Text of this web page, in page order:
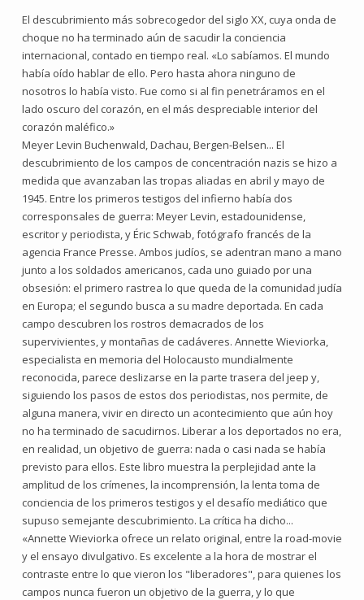
El descubrimiento más sobrecogedor del siglo XX, cuya onda de
choque no ha terminado aún de sacudir la conciencia
internacional, contado en tiempo real. «Lo sabíamos. El mundo
había oído hablar de ello. Pero hasta ahora ninguno de
nosotros lo había visto. Fue como si al fin penetráramos en el
lado oscuro del corazón, en el más despreciable interior del
corazón maléfico.»
Meyer Levin Buchenwald, Dachau, Bergen-Belsen... El
descubrimiento de los campos de concentración nazis se hizo a
medida que avanzaban las tropas aliadas en abril y mayo de
1945. Entre los primeros testigos del infierno había dos
corresponsales de guerra: Meyer Levin, estadounidense,
escritor y periodista, y Éric Schwab, fotógrafo francés de la
agencia France Presse. Ambos judíos, se adentran mano a mano
junto a los soldados americanos, cada uno guiado por una
obsesión: el primero rastrea lo que queda de la comunidad judía
en Europa; el segundo busca a su madre deportada. En cada
campo descubren los rostros demacrados de los
supervivientes, y montañas de cadáveres. Annette Wieviorka,
especialista en memoria del Holocausto mundialmente
reconocida, parece deslizarse en la parte trasera del jeep y,
siguiendo los pasos de estos dos periodistas, nos permite, de
alguna manera, vivir en directo un acontecimiento que aún hoy
no ha terminado de sacudirnos. Liberar a los deportados no era,
en realidad, un objetivo de guerra: nada o casi nada se había
previsto para ellos. Este libro muestra la perplejidad ante la
amplitud de los crímenes, la incomprensión, la lenta toma de
conciencia de los primeros testigos y el desafío mediático que
supuso semejante descubrimiento. La crítica ha dicho...
«Annette Wieviorka ofrece un relato original, entre la road-movie
y el ensayo divulgativo. Es excelente a la hora de mostrar el
contraste entre lo que vieron los "liberadores", para quienes los
campos nunca fueron un objetivo de la guerra, y lo que